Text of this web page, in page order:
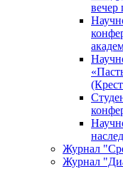
Журнал
Журнал